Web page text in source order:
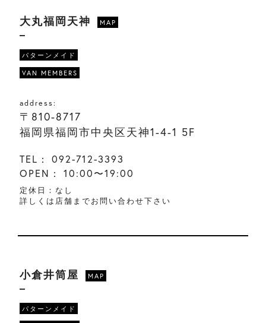
大丸福岡天神 MAP
パターンメイド
VAN MEMBERS
address:
〒810-8717
福岡県福岡市中央区天神1-4-1 5F
TEL：
092-712-3393
OPEN：
10:00〜19:00
定休日：なし
詳しくは店舗までお問い合わせ下さい
小倉井筒屋 MAP
パターンメイド